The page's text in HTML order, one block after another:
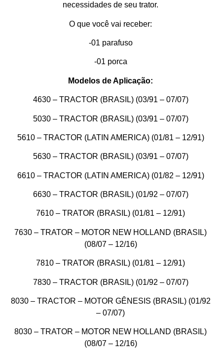
necessidades de seu trator.
O que você vai receber:
-01 parafuso
-01 porca
Modelos de Aplicação:
4630 – TRACTOR (BRASIL) (03/91 – 07/07)
5030 – TRACTOR (BRASIL) (03/91 – 07/07)
5610 – TRACTOR (LATIN AMERICA) (01/81 – 12/91)
5630 – TRACTOR (BRASIL) (03/91 – 07/07)
6610 – TRACTOR (LATIN AMERICA) (01/82 – 12/91)
6630 – TRACTOR (BRASIL) (01/92 – 07/07)
7610 – TRATOR (BRASIL) (01/81 – 12/91)
7630 – TRATOR – MOTOR NEW HOLLAND (BRASIL)
(08/07 – 12/16)
7810 – TRATOR (BRASIL) (01/81 – 12/91)
7830 – TRACTOR (BRASIL) (01/92 – 07/07)
8030 – TRACTOR – MOTOR GÊNESIS (BRASIL) (01/92
– 07/07)
8030 – TRATOR – MOTOR NEW HOLLAND (BRASIL)
(08/07 – 12/16)